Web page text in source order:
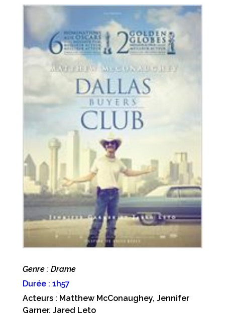
Genre : Drame
Durée : 1h57
Acteurs : Matthew McConaughey, Jennifer
Garner, Jared Leto